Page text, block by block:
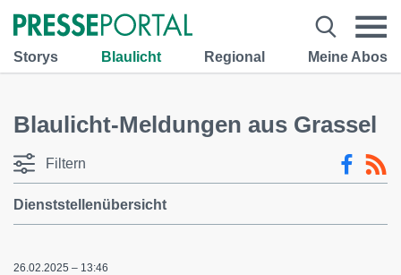
Storys Blaulicht Regional Meine Abos
Blaulicht-Meldungen aus Grassel
Filtern
Dienststellenübersicht
26.02.2025 – 13:46